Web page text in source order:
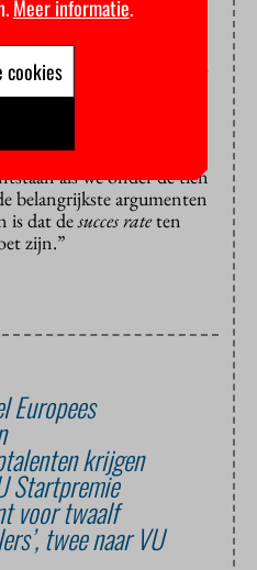
van de
wetenschappers
beurs staat dan nauwelijks
werk dat het indienen
vergt.
zeer van bewust dat er
als we onder de tien
belangrijkste argumenten
is dat desucces rateten
zijn.”
Europees
krijgen
Startpremie
voor twaalf
twee naar VU
Meer informatie.
cookies